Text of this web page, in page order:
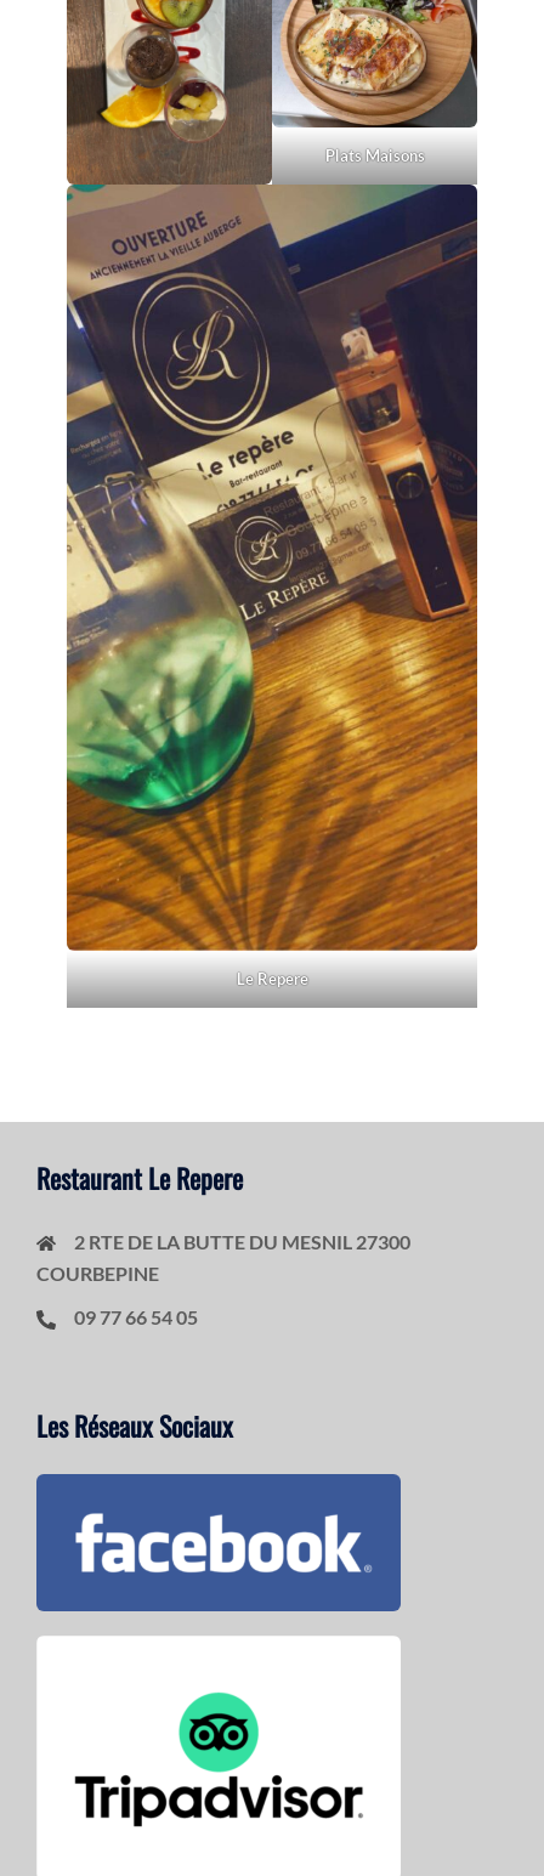
Plats Maisons
Le Repere
Restaurant Le Repere
2 RTE DE LA BUTTE DU MESNIL 27300
COURBEPINE
09 77 66 54 05
Les Réseaux Sociaux